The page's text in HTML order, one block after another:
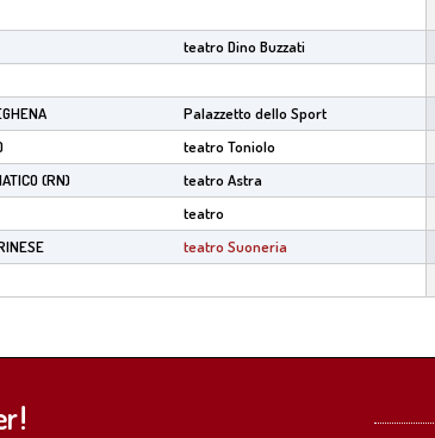
teatro Dino Buzzati
Palazzetto dello Sport
teatro Toniolo
(RN) teatro Astra
teatro
teatro Suoneria
!